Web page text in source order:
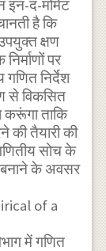
इन-द-मोमेंट
है कि
क्षण
पर
गणित निर्देश
से विकसित
करूंगा ताकि
की तैयारी की
सोच के
के अवसर
of a
में गणित